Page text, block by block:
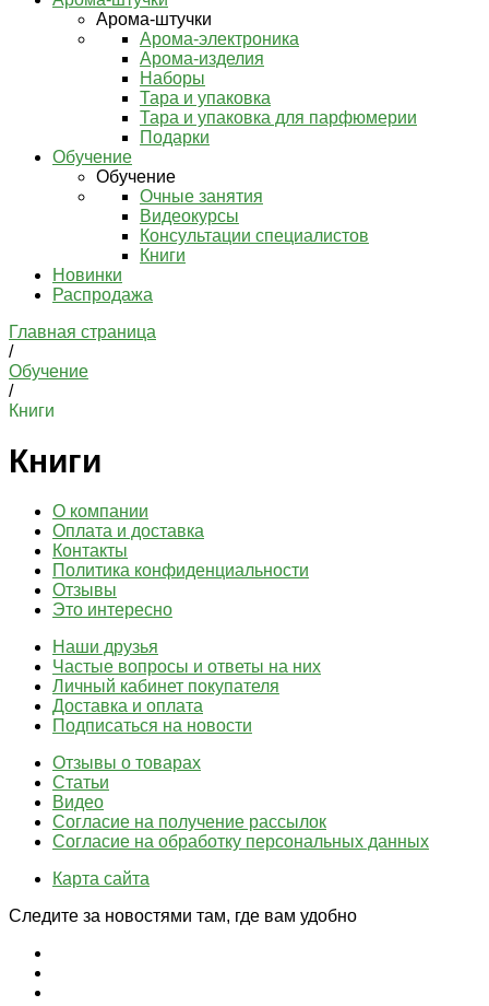
Арома-штучки
Арома-электроника
Арома-изделия
Наборы
Тара и упаковка
Тара и упаковка для парфюмерии
Подарки
Обучение
Обучение
Очные занятия
Видеокурсы
Консультации специалистов
Книги
Новинки
Распродажа
Главная страница
/
Обучение
/
Книги
Книги
О компании
Оплата и доставка
Контакты
Политика конфиденциальности
Отзывы
Это интересно
Наши друзья
Частые вопросы и ответы на них
Личный кабинет покупателя
Доставка и оплата
Подписаться на новости
Отзывы о товарах
Статьи
Видео
Согласие на получение рассылок
Согласие на обработку персональных данных
Карта сайта
Следите за новостями там, где вам удобно